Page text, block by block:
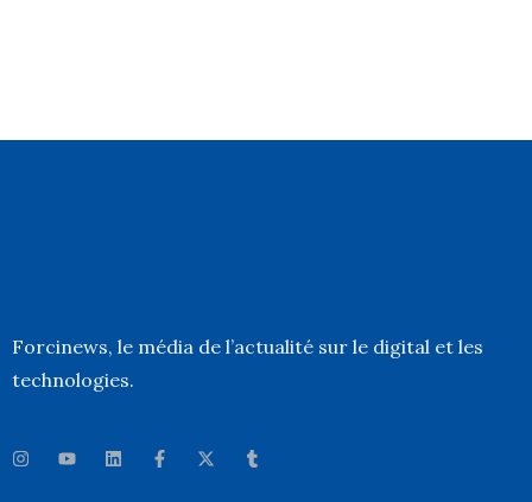
Forcinews, le média de l’actualité sur le digital et les
technologies.